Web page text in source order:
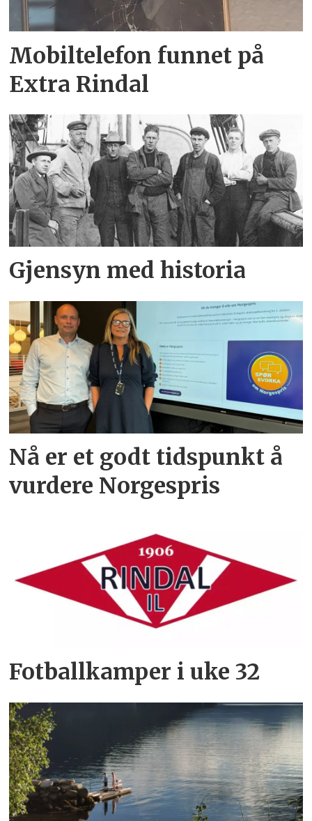
Mobiltelefon funnet på
Extra Rindal
Gjensyn med historia
Nå er et godt tidspunkt å
vurdere Norgespris
Fotballkamper i uke 32